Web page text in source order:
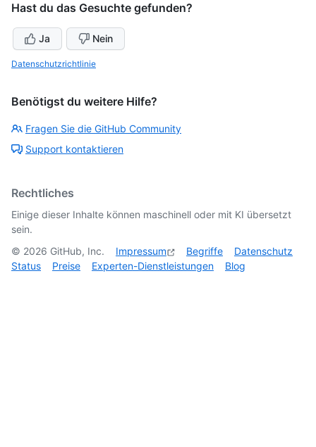
Hast du das Gesuchte gefunden?
Ja Nein
Datenschutzrichtlinie
Benötigst du weitere Hilfe?
Fragen Sie die GitHub Community
Support kontaktieren
Rechtliches
Einige dieser Inhalte können maschinell oder mit KI übersetzt
sein.
© 2026 GitHub, Inc. Impressum Begriffe
Datenschutz
Status
Preise Experten-Dienstleistungen Blog